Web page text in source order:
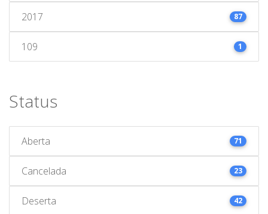
2017 87
109 1
Status
Aberta 71
Cancelada 23
Deserta 42